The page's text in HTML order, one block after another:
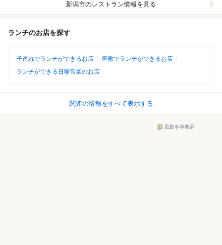
新潟市のレストラン情報を見る
ランチのお店を探す
子連れでランチができるお店
座敷でランチができるお店
ランチができる日曜営業のお店
関連の情報をすべて表示する
広告を非表示